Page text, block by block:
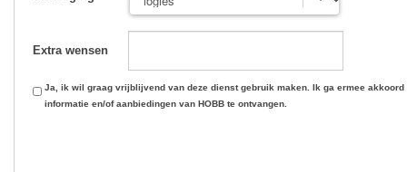
Extra wensen
Ja, ik wil graag vrijblijvend van deze dienst gebruik maken. Ik ga ermee akkoord
informatie en/of aanbiedingen van HOBB te ontvangen.